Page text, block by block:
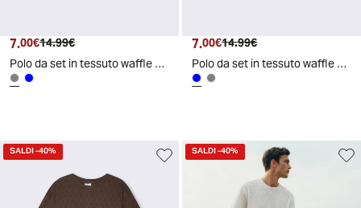
Prezzo attuale
7.00€ Prezzo originale
14.99€
Polo da set in tessuto waffle con colletto - Grigio stone
Prezzo attuale
7.00€ Prezzo originale
14.99€
Polo da set in tessuto waffle con colletto - Blu
SALDI-40% SALDI-40%